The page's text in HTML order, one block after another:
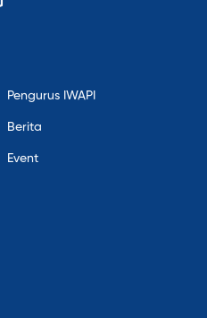
Pengurus IWAPI
Berita
Event